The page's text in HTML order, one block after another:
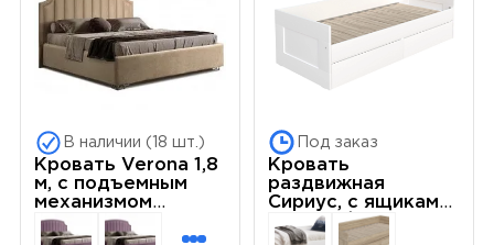
В наличии (18 шт.)
Кровать Verona 1,8
м, с подъемным
механизмом
(Бархат 01) Sweet
dreams ВРКР180-
Под заказ
Кровать
раздвижная
Сириус, с ящиками,
80х200/160х200
см, белая